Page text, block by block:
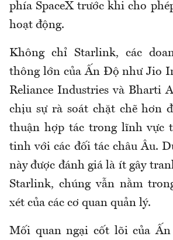
phía SpaceX trước khi cho
hoạt động.
Không chỉ Starlink, các
thông lớn của Ấn Độ như Jio
Reliance Industries và Bharti
chịu sự rà soát chặt chẽ hơn
thuận hợp tác trong lĩnh vực
tinh với các đối tác châu Âu.
này được đánh giá là ít gây
Starlink, chúng vẫn nằm
xét của các cơ quan quản lý.
Mối quan ngại cốt lõi của